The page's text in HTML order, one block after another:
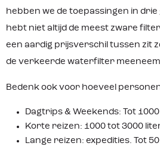
hebben we de toepassingen in
hebt niet altijd de meest zware
een aardig prijsverschil tussen zit
de verkeerde waterfilter
Bedenk ook voor hoeveel
Dagtrips & Weekends: Tot
Korte reizen: 1000 tot 3000
Lange reizen: expedities. Tot